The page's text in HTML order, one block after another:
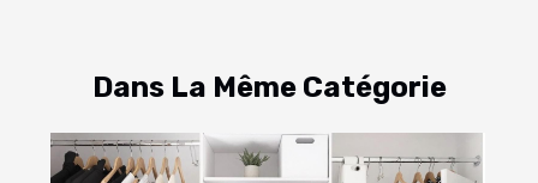
Dans La Même Catégorie